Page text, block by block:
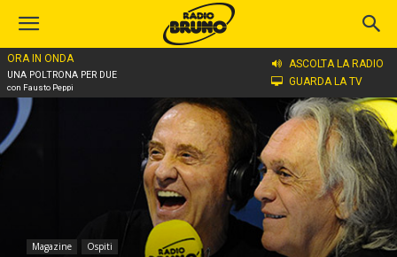
ORA IN ONDA
UNA POLTRONA PER DUE
con Fausto Peppi
ASCOLTA LA RADIO
GUARDA LA TV
Home
Magazine Ospiti